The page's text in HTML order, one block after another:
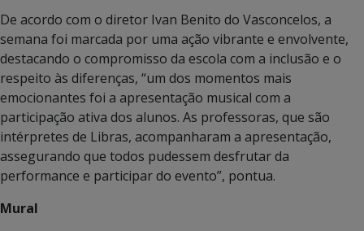
De acordo com o diretor Ivan Benito do Vasconcelos, a
semana foi marcada por uma ação vibrante e envolvente,
destacando o compromisso da escola com a inclusão e o
respeito às diferenças, “um dos momentos mais
emocionantes foi a apresentação musical com a
participação ativa dos alunos. As professoras, que são
intérpretes de Libras, acompanharam a apresentação,
assegurando que todos pudessem desfrutar da
performance e participar do evento”, pontua.
Mural